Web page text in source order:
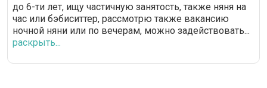
до 6-ти лет, ищу частичную занятость, также няня на
час или бэбиситтер, рассмотрю также вакансию
ночной няни или по вечерам, можно задействовать...
раскрыть...